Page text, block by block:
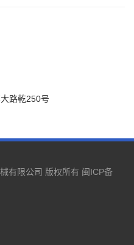
路乾250号
有限公司 版权所有 闽ICP备